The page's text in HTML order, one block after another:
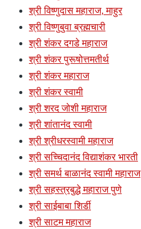
श्री विष्णुदास महाराज, माहुर
श्री विष्णुबुवा ब्रह्मचारी
श्री शंकर दगडे महाराज
श्री शंकर पुरूषोत्तमतीर्थ
श्री शंकर महाराज
श्री शंकर स्वामी
श्री शरद जोशी महाराज
श्री शांतानंद स्वामी
श्री श्रीधरस्वामी महाराज
श्री सच्चिदानंद विद्याशंकर भारती
श्री समर्थ बाळानंद स्वामी महाराज
श्री सहस्त्रबुद्धे महाराज पुणे
श्री साईबाबा शिर्डी
श्री साटम महाराज